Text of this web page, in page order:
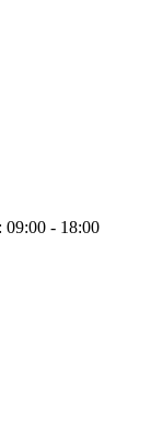
- 18:00